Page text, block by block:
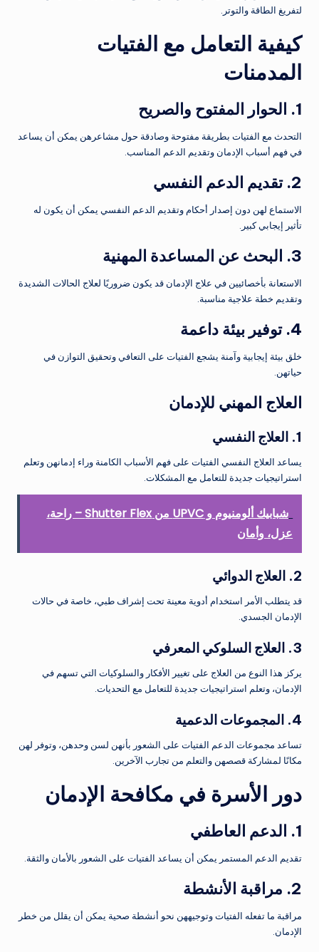
لتفريغ الطاقة والتوتر.
كيفية التعامل مع الفتيات
المدمنات
1. الحوار المفتوح والصريح
التحدث مع الفتيات بطريقة مفتوحة وصادقة حول مشاعرهن يمكن أن يساعد
في فهم أسباب الإدمان وتقديم الدعم المناسب.
2. تقديم الدعم النفسي
الاستماع لهن دون إصدار أحكام وتقديم الدعم النفسي يمكن أن يكون له
تأثير إيجابي كبير.
3. البحث عن المساعدة المهنية
الاستعانة بأخصائيين في علاج الإدمان قد يكون ضروريًا لعلاج الحالات الشديدة
وتقديم خطة علاجية مناسبة.
4. توفير بيئة داعمة
خلق بيئة إيجابية وآمنة يشجع الفتيات على التعافي وتحقيق التوازن في
حياتهن.
العلاج المهني للإدمان
1. العلاج النفسي
يساعد العلاج النفسي الفتيات على فهم الأسباب الكامنة وراء إدمانهن وتعلم
استراتيجيات جديدة للتعامل مع المشكلات.
شبابيك ألومنيوم و UPVC من Shutter Flex – راحة،
عزل، وأمان
2. العلاج الدوائي
قد يتطلب الأمر استخدام أدوية معينة تحت إشراف طبي، خاصة في حالات
الإدمان الجسدي.
3. العلاج السلوكي المعرفي
يركز هذا النوع من العلاج على تغيير الأفكار والسلوكيات التي تسهم في
الإدمان، وتعلم استراتيجيات جديدة للتعامل مع التحديات.
4. المجموعات الدعمية
تساعد مجموعات الدعم الفتيات على الشعور بأنهن لسن وحدهن، وتوفر لهن
مكانًا لمشاركة قصصهن والتعلم من تجارب الآخرين.
دور الأسرة في مكافحة الإدمان
1. الدعم العاطفي
تقديم الدعم المستمر يمكن أن يساعد الفتيات على الشعور بالأمان والثقة.
2. مراقبة الأنشطة
مراقبة ما تفعله الفتيات وتوجيههن نحو أنشطة صحية يمكن أن يقلل من خطر
الإدمان.